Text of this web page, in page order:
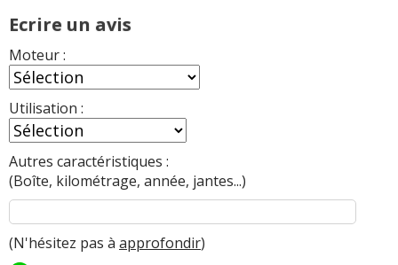
Ecrire un avis
Moteur :
Utilisation :
Autres caractéristiques :
(Boîte, kilométrage, année, jantes...)
(N'hésitez pas à approfondir)